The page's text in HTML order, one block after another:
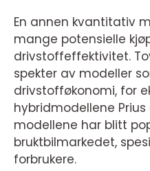
En annen kvantitativ
mange potensielle
drivstoffeffektivitet.
spekter av modeller
drivstofføkonomi, for
hybridmodellene Prius
modellene har blitt
bruktbilmarkedet,
forbrukere.